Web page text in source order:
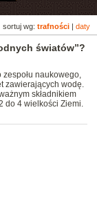
sortuj wg: trafności daty
światów”?
naukowego,
zawierających wodę.
składnikiem
do 4 wielkości Ziemi.